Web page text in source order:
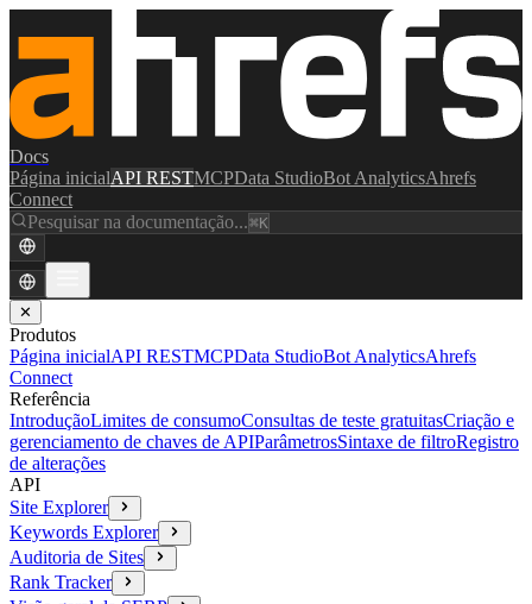
Docs
Página inicialAPI RESTMCPData StudioBot AnalyticsAhrefs
Connect
Pesquisar na documentação...⌘K
✕
Produtos
Página inicialAPI RESTMCPData StudioBot AnalyticsAhrefs
Connect
Referência
IntroduçãoLimites de consumoConsultas de teste gratuitasCriação e
gerenciamento de chaves de APIParâmetrosSintaxe de filtroRegistro
de alterações
API
Site Explorer
Keywords Explorer
Auditoria de Sites
Rank Tracker